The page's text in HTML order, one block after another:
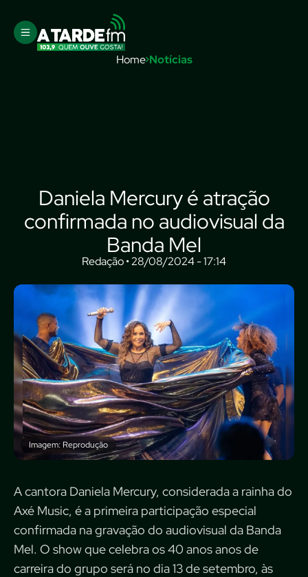
Home Notícias
Daniela Mercury é atração
confirmada no audiovisual da
Banda Mel
Redação • 28/08/2024 - 17:14
Imagem: Reprodução
A cantora Daniela Mercury, considerada a rainha do
Axé Music, é a primeira participação especial
confirmada na gravação do audiovisual da Banda
Mel. O show que celebra os 40 anos anos de
carreira do grupo será no dia 13 de setembro, às